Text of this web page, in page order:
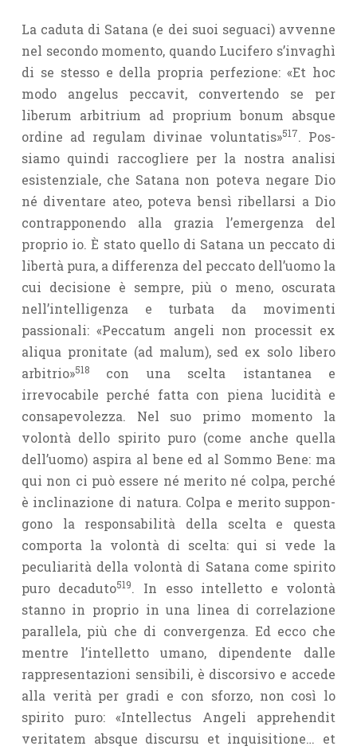
La caduta di Satana (e dei suoi seguaci) avvenne
nel secondo momen­to, quando Lucifero s’invaghì
di se stesso e della propria perfezione: «Et hoc
modo angelus peccavit, convertendo se per
liberum arbitrium ad proprium bonum absque
ordine ad regulam divinae voluntatis»517. Pos­
siamo quindi raccogliere per la nostra analisi
esistenziale, che Satana non poteva negare Dio
né diventare ateo, poteva bensì ribellarsi a Dio
con­trapponendo alla grazia l’emergenza del
proprio io. È stato quello di Satana un peccato di
libertà pura, a differenza del peccato dell’uomo la
cui decisione è sempre, più o meno, oscurata
nell’intelligenza e turbata da movimenti
passionali: «Peccatum angeli non processit ex
aliqua pronitate (ad malum), sed ex solo libero
arbitrio»518 con una scelta istantanea e
irrevocabile perché fatta con piena lucidità e
consapevolezza. Nel suo primo momento la
volontà dello spirito puro (come anche quella
dell’uo­mo) aspira al bene ed al Sommo Bene: ma
qui non ci può essere né merito né colpa, perché
è inclinazione di natura. Colpa e merito suppon­
gono la responsabilità della scelta e questa
comporta la volontà di scelta: qui si vede la
peculiarità della volontà di Satana come spirito
puro decaduto519. In esso intelletto e volontà
stanno in proprio in una linea di correlazione
parallela, più che di convergenza. Ed ecco che
mentre l’intel­letto umano, dipendente dalle
rappresentazioni sensibili, è discorsivo e accede
alla verità per gradi e con sforzo, non così lo
spirito puro: «Intellectus Angeli apprehendit
veritatem absque discursu et inquisitione… et